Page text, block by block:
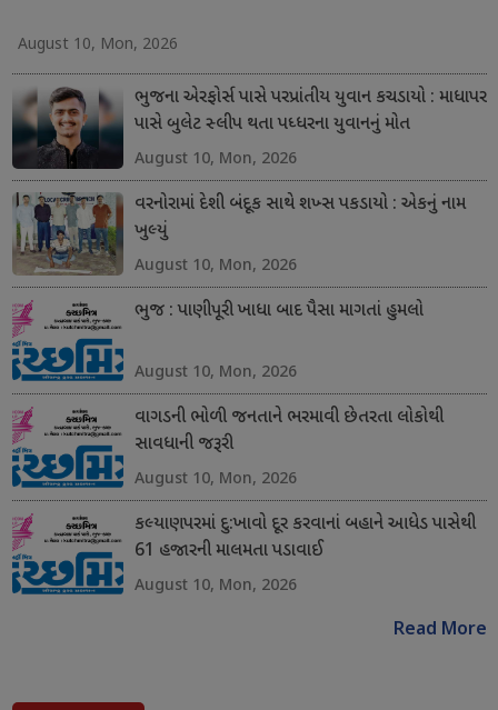
August 10, Mon, 2026
ભુજના એરફોર્સ પાસે પરપ્રાંતીય યુવાન કચડાયો : માધાપર
પાસે બુલેટ સ્લીપ થતા પધ્ધરના યુવાનનું મોત
August 10, Mon, 2026
વરનોરામાં દેશી બંદૂક સાથે શખ્સ પકડાયો : એકનું નામ
ખુલ્યું
August 10, Mon, 2026
ભુજ : પાણીપૂરી ખાધા બાદ પૈસા માગતાં હુમલો
August 10, Mon, 2026
વાગડની ભોળી જનતાને ભરમાવી છેતરતા લોકોથી
સાવધાની જરૂરી
August 10, Mon, 2026
કલ્યાણપરમાં દુ:ખાવો દૂર કરવાનાં બહાને આધેડ પાસેથી
61 હજારની માલમતા પડાવાઈ
August 10, Mon, 2026
Read More